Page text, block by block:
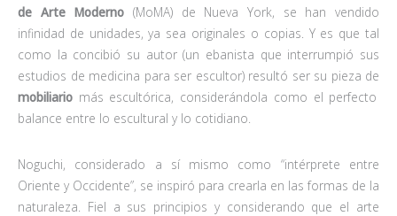
de Arte Moderno (MoMA) de Nueva York, se han vendido
infinidad de unidades, ya sea originales o copias. Y es que tal
como la concibió su autor (un ebanista que interrumpió sus
estudios de medicina para ser escultor) resultó ser su pieza de
mobiliario más escultórica, considerándola como el perfecto
balance entre lo escultural y lo cotidiano.
Noguchi, considerado a sí mismo como “intérprete entre
Oriente y Occidente”, se inspiró para crearla en las formas de la
naturaleza. Fiel a sus principios y considerando que el arte